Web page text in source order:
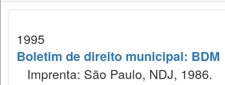
1995
Boletim de direito municipal: BDM
Imprenta: São Paulo, NDJ, 1986.